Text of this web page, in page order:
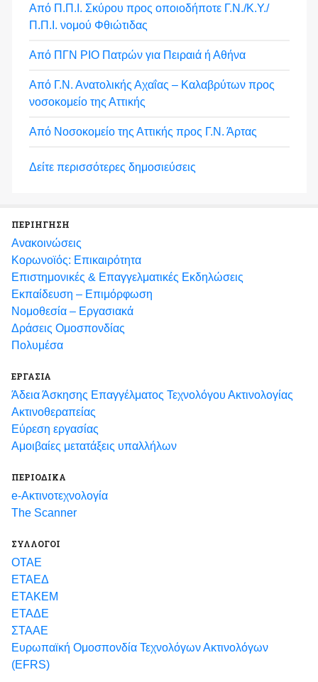
Από Π.Π.Ι. Σκύρου προς οποιοδήποτε Γ.Ν./Κ.Υ./
Π.Π.Ι. νομού Φθιώτιδας
Από ΠΓΝ ΡΙΟ Πατρών για Πειραιά ή Αθήνα
Από Γ.Ν. Ανατολικής Αχαΐας – Καλαβρύτων προς
νοσοκομείο της Αττικής
Από Νοσοκομείο της Αττικής προς Γ.Ν. Άρτας
Δείτε περισσότερες δημοσιεύσεις
ΠΕΡΙΗΓΗΣΗ
Ανακοινώσεις
Κορωνοϊός: Επικαιρότητα
Eπιστημονικές & Επαγγελματικές Eκδηλώσεις
Εκπαίδευση – Επιμόρφωση
Νομοθεσία – Εργασιακά
Δράσεις Ομοσπονδίας
Πολυμέσα
ΕΡΓΑΣΙΑ
Άδεια Άσκησης Επαγγέλματος Τεχνολόγου Ακτινολογίας
Ακτινοθεραπείας
Εύρεση εργασίας
Αμοιβαίες μετατάξεις υπαλλήλων
ΠΕΡΙΟΔΙΚΑ
e-Ακτινοτεχνολογία
The Scanner
ΣΥΛΛΟΓΟΙ
ΟΤΑΕ
ΕΤΑΕΔ
ΕΤΑΚΕΜ
ΕΤΑΔΕ
ΣΤΑΑΕ
Ευρωπαϊκή Ομοσπονδία Τεχνολόγων Ακτινολόγων
(EFRS)